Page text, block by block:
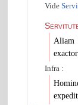
Vide
Aliam
Infra :